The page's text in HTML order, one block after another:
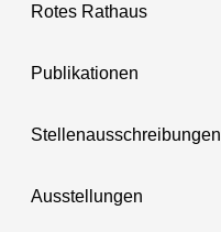
Rotes Rathaus
Publikationen
Stellenausschreibungen
Ausstellungen